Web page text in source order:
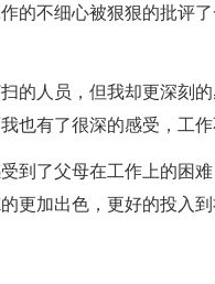
的不细心被狠狠的批评
的人员，但我却更深刻
也有了很深的感受，工
到了父母在工作上的困
更加出色，更好的投入到